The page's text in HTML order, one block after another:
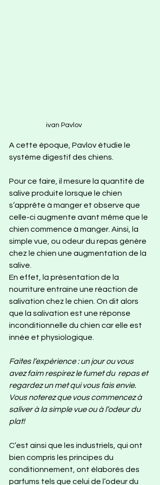
ivan Pavlov
A cette époque, Pavlov étudie le
système digestif des chiens.
Pour ce faire, il mesure la quantité de
salive produite lorsque le chien
s’apprête à manger et observe que
celle-ci augmente avant même que le
chien commence à manger. Ainsi, la
simple vue, ou odeur du repas génère
chez le chien une augmentation de la
salive.
En effet, la présentation de la
nourriture entraine une réaction de
salivation chez le chien. On dit alors
que la salivation est une réponse
inconditionnelle du chien car elle est
innée et physiologique.
Faites l’expérience : un jour ou vous
avez faim respirez le fumet du  repas et
regardez un met qui vous fais envie.
Vous noterez que vous commencez à
saliver à la simple vue ou à l’odeur du
plat!
C’est ainsi que les industriels, qui ont
bien compris les principes du
conditionnement, ont élaborés des
parfums tels que celui de l’odeur du